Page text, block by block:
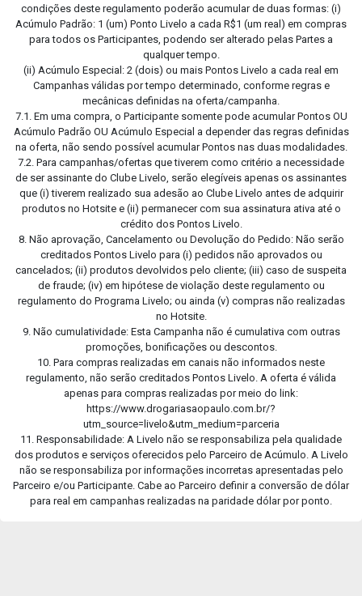
condições deste regulamento poderão acumular de duas formas: (i)
Acúmulo Padrão: 1 (um) Ponto Livelo a cada R$1 (um real) em compras
para todos os Participantes, podendo ser alterado pelas Partes a
qualquer tempo.
(ii) Acúmulo Especial: 2 (dois) ou mais Pontos Livelo a cada real em
Campanhas válidas por tempo determinado, conforme regras e
mecânicas definidas na oferta/campanha.
7.1. Em uma compra, o Participante somente pode acumular Pontos OU
Acúmulo Padrão OU Acúmulo Especial a depender das regras definidas
na oferta, não sendo possível acumular Pontos nas duas modalidades.
7.2. Para campanhas/ofertas que tiverem como critério a necessidade
de ser assinante do Clube Livelo, serão elegíveis apenas os assinantes
que (i) tiverem realizado sua adesão ao Clube Livelo antes de adquirir
produtos no Hotsite e (ii) permanecer com sua assinatura ativa até o
crédito dos Pontos Livelo.
8. Não aprovação, Cancelamento ou Devolução do Pedido: Não serão
creditados Pontos Livelo para (i) pedidos não aprovados ou
cancelados; (ii) produtos devolvidos pelo cliente; (iii) caso de suspeita
de fraude; (iv) em hipótese de violação deste regulamento ou
regulamento do Programa Livelo; ou ainda (v) compras não realizadas
no Hotsite.
9. Não cumulatividade: Esta Campanha não é cumulativa com outras
promoções, bonificações ou descontos.
10. Para compras realizadas em canais não informados neste
regulamento, não serão creditados Pontos Livelo. A oferta é válida
apenas para compras realizadas por meio do link:
https://www.drogariasaopaulo.com.br/?
utm_source=livelo&utm_medium=parceria
11. Responsabilidade: A Livelo não se responsabiliza pela qualidade
dos produtos e serviços oferecidos pelo Parceiro de Acúmulo. A Livelo
não se responsabiliza por informações incorretas apresentadas pelo
Parceiro e/ou Participante. Cabe ao Parceiro definir a conversão de dólar
para real em campanhas realizadas na paridade dólar por ponto.